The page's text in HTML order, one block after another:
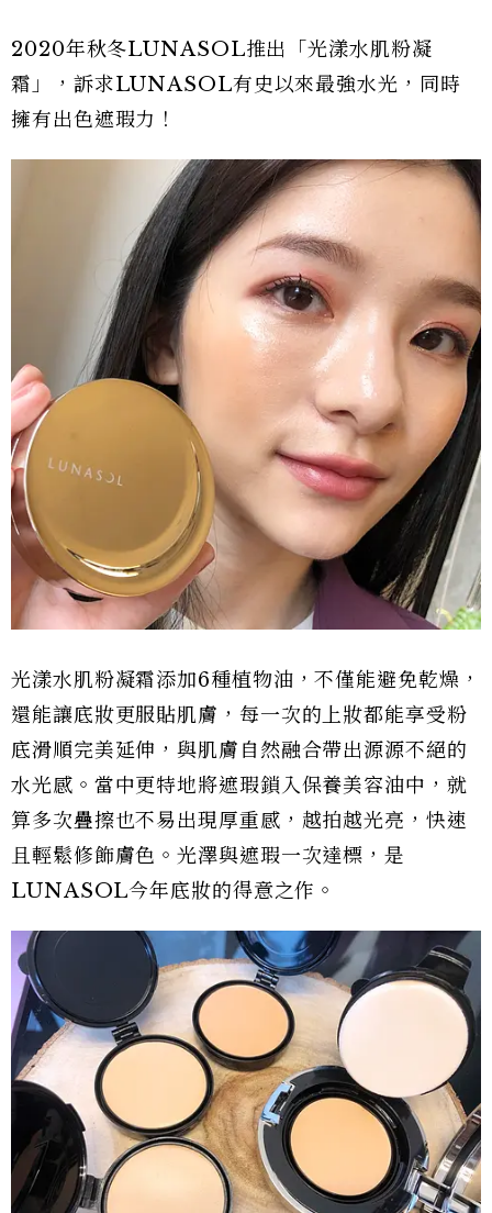
2020年秋冬LUNASOL推出「光漾水肌粉凝
霜」，訴求LUNASOL有史以來最強水光，同時
擁有出色遮瑕力！
光漾水肌粉凝霜添加6種植物油，不僅能避免乾燥，
還能讓底妝更服貼肌膚，每一次的上妝都能享受粉
底滑順完美延伸，與肌膚自然融合帶出源源不絕的
水光感。當中更特地將遮瑕鎖入保養美容油中，就
算多次疊擦也不易出現厚重感，越拍越光亮，快速
且輕鬆修飾膚色。光澤與遮瑕一次達標，是
LUNASOL今年底妝的得意之作。